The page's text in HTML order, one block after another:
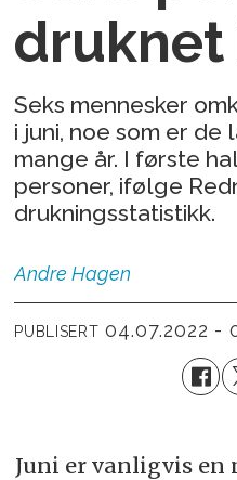
druknet
Seks mennesker
i juni, noe som er
mange år. I første
personer, ifølge
drukningsstatistikk.
Andre Hagen
PUBLISERT 04.07.2022 -
Juni er vanligvis en